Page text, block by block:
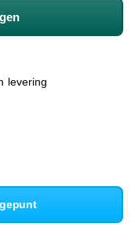
levering